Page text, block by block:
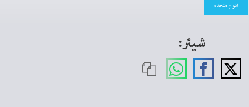
اقوام متحدہ
شیئر: